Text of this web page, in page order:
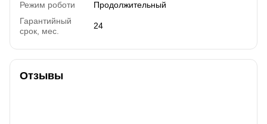
Режим роботи
Продолжительный
Гарантийный
срок, мес.
24
Отзывы